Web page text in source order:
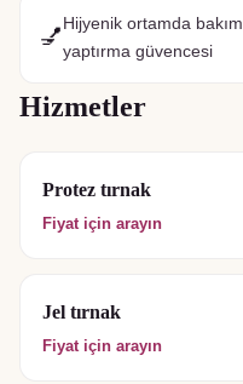
💅
Hijyenik ortamda bakım
yaptırma güvencesi
Hizmetler
Protez tırnak
Fiyat için arayın
Jel tırnak
Fiyat için arayın